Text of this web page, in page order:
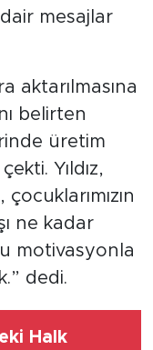
mesajlar
aktarılmasına
belirten
üretim
Yıldız,
ne kadar
motivasyonla
dedi.
Halk